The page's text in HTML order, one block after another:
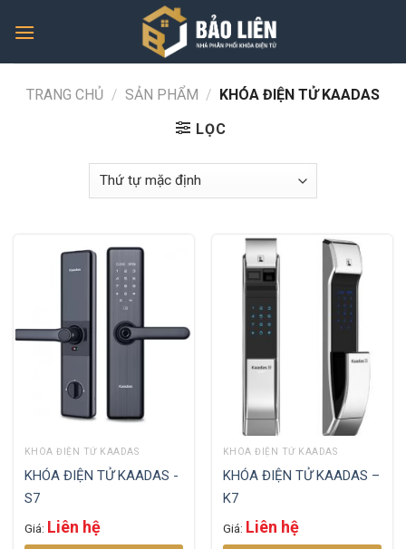
TRANG CHỦ / SẢN PHẨM / KHÓA ĐIỆN TỬ KAADAS
LỌC
KHÓA ĐIỆN TỬ KAADAS
KHÓA ĐIỆN TỬ KAADAS -
S7
Giá: Liên hệ
KHÓA ĐIỆN TỬ KAADAS
KHÓA ĐIỆN TỬ KAADAS –
K7
Giá: Liên hệ